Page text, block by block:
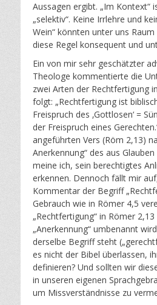
Aussagen ergibt. „Im Kontext“
„selektiv“. Keine Irrlehre und
Wein“ könnten unter uns
diese Regel konsequent und
Ein von mir sehr geschätzter
Theologe kommentierte die
zwei Arten der Rechtfertigung
folgt: „Rechtfertigung ist
Freispruch des ‚Gottlosen‘ =
der Freispruch eines
angeführten Vers (Röm 2,13)
Anerkennung“ des aus
meine ich, sein berechtigtes
erkennen. Dennoch fällt mir
Kommentar der Begriff
Gebrauch wie in Römer 4,5
„Rechtfertigung“ in Römer 2,13
„Anerkennung“ umbenannt
derselbe Begriff steht
es nicht der Bibel überlassen,
definieren? Und sollten wir
in unseren eigenen
um Missverständnisse zu